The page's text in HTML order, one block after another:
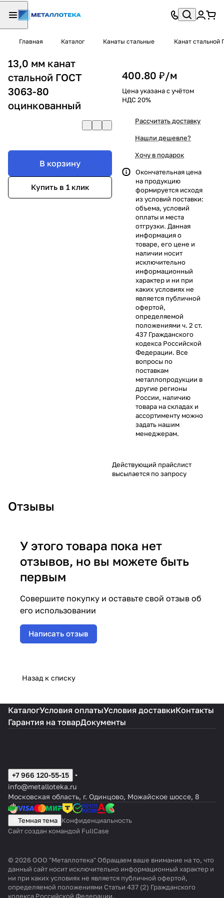
Главная Каталог Канаты стальные Канат стальной
13,0 мм канат
стальной ГОСТ
3063-80
оцинкованный
В корзину
Купить в 1 клик
400.80 ₽/м
Цена указана с учётом
НДС 20%
Рассчитать доставку
Нашли дешевле?
Хочу в подарок
Окончательная цена
на продукцию
формируется исходя
из условий поставки:
объема, условий
оплаты и места
отгрузки. Данная
информация о
товаре, его цене и
наличии носит
исключительно
информационный
характер и ни при
каких условиях не
является публичной
офертой,
определяемой
положениями ч. 2 ст.
437 Гражданского
кодекса Российской
Федерации. Все
вопросы по
поставкам
металлопродукции в
другие регионы
России, наличию
товара на складах и
ассортименту можно
задать нашим
менеджерам.
Действующий прайслист
высылается по запросу
Отзывы
У этого товара пока нет
отзывов, но вы можете быть
первым
Совершите покупку и оставьте свой отзыв об
его использовании
Написать отзыв
Назад к списку
КаталогУсловия оплатыУсловия доставкиКонтакты
Гарантия на товарДокументы
+7 966 120-55-15
info@metalloteka.ru
Московская область, г. Одинцово, Можайское шоссе, 8
Темная тема Конфиденциальность
Сайт создан командой FullCase
© 2026 ООО "Металлотека" Обращаем ваше внимание на то, что
данный сайт носит исключительно информационный характер и
ни при каких условиях не является публичной офертой,
определяемой положениями Статьи 437 (2) Гражданского
кодекса Российской Федерации.